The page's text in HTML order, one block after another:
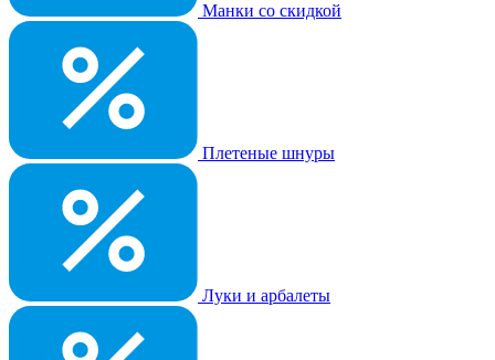
Манки со скидкой
Плетеные шнуры
Луки и арбалеты